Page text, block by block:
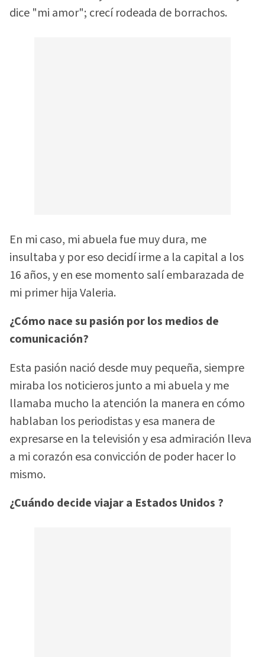
dice "mi amor"; crecí rodeada de borrachos.
En mi caso, mi abuela fue muy dura, me
insultaba y por eso decidí irme a la capital a los
16 años, y en ese momento salí embarazada de
mi primer hija Valeria.
¿Cómo nace su pasión por los medios de
comunicación?
Esta pasión nació desde muy pequeña, siempre
miraba los noticieros junto a mi abuela y me
llamaba mucho la atención la manera en cómo
hablaban los periodistas y esa manera de
expresarse en la televisión y esa admiración lleva
a mi corazón esa convicción de poder hacer lo
mismo.
¿Cuándo decide viajar a Estados Unidos ?